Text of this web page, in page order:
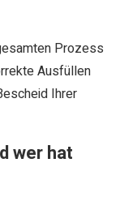
Prozess
Ausfüllen
Ihrer
wer hat